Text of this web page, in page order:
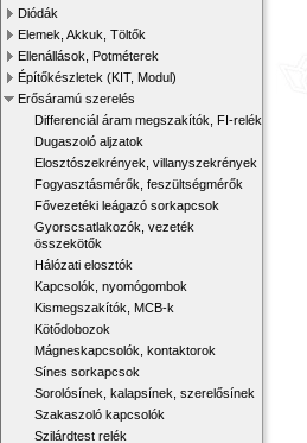
Diódák
Elemek, Akkuk, Töltők
Ellenállások, Potméterek
Építőkészletek (KIT, Modul)
Erősáramú szerelés
Differenciál áram megszakítók, FI-relék
Dugaszoló aljzatok
Elosztószekrények, villanyszekrények
Fogyasztásmérők, feszültségmérők
Fővezetéki leágazó sorkapcsok
Gyorscsatlakozók, vezeték
összekötők
Hálózati elosztók
Kapcsolók, nyomógombok
Kismegszakítók, MCB-k
Kötődobozok
Mágneskapcsolók, kontaktorok
Sínes sorkapcsok
Sorolósínek, kalapsínek, szerelősínek
Szakaszoló kapcsolók
Szilárdtest relék